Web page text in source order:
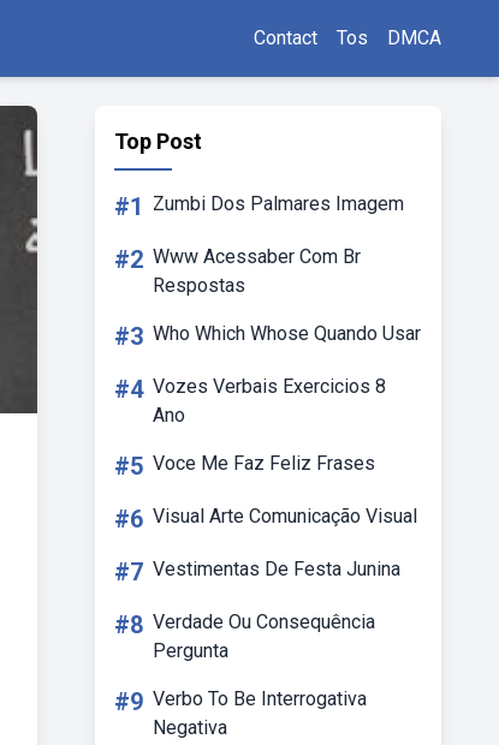
Contact Tos DMCA
Top Post
#1 Zumbi Dos Palmares Imagem
#2 Www Acessaber Com Br
Respostas
#3 Who Which Whose Quando Usar
#4 Vozes Verbais Exercicios 8
Ano
#5 Voce Me Faz Feliz Frases
#6 Visual Arte Comunicação Visual
#7 Vestimentas De Festa Junina
#8 Verdade Ou Consequência
Pergunta
#9 Verbo To Be Interrogativa
Negativa